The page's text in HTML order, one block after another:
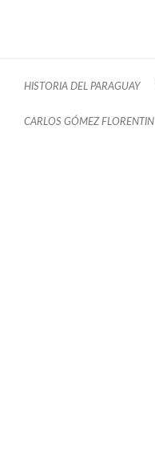
HISTORIA DEL PARAGUAY
CARLOS GÓMEZ FLORENTIN